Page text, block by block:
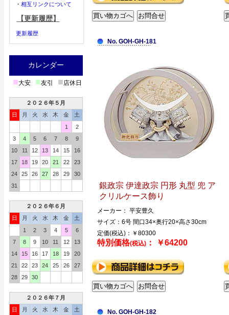
・ 相互リンクについて
【更新履歴】
更新履歴
カレンダー
■大安 ■友引 ■店休日
２０２６年５月
日
月 火 水 木 金
土
1
2
3
4 5 6 7 8
9
10
11 12 13 14 15
16
17
18 19 20 21 22
23
24
25 26 27 28 29
30
31
２０２６年６月
日
月 火 水 木 金
土
1
2 3 4 5
6
7
8 9 10 11 12
13
14
15 16 17 18 19
20
21
22 23 24 25 26
27
28
29 30
２０２６年７月
日
月 火 水 木 金
土
No. GOH-GH-181
銀政宗 伊達政宗 円形 丸型 兜 ア
クリルケース飾り
メーカー： 平安豊久
サイズ：6号 間口34×奥行20×高さ30cm
定価(税込)：￥80300
特別価格(税込)： ￥64200
No. GOH-GH-182